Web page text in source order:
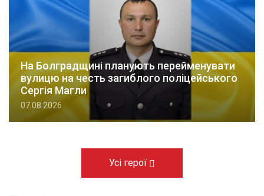
На Болградщині планують перейменувати
вулицю на честь загиблого поліцейського
Сергія Магли
07.08.2026
Усі герої